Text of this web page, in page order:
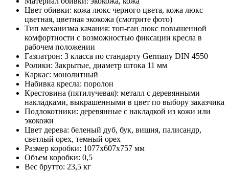
Цвет обивки: кожа люкс черного цвета, кожа люкс
цветная, цветная экокожа (смотрите фото)
Тип механизма качания: топ-ган люкс повышенной
комфортности с возможностью фиксации кресла в
рабочем положении
Газпатрон: 3 класса по стандарту Germany DIN 4550
Ролики: Закрытые, диаметр штока 11 мм
Каркас: монолитный
Набивка кресла: поролон
Крестовина (пятилучевая): металл с деревянными
накладками, выкрашенными в цвет по выбору заказчика
Подлокотники: деревянные с накладкой из кожи или
экокожи
Цвет дерева: беленый дуб, бук, вишня, палисандр,
светлый орех, темный орех
Размер коробки: 1077х607х757 мм
Объем коробки: 0,5
Вес брутто: 23,5 кг